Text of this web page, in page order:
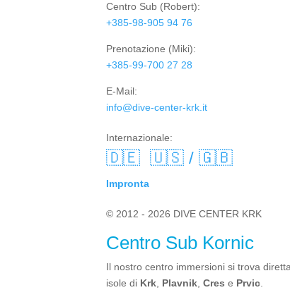
Centro Sub (Robert):
+385-98-905 94 76
Prenotazione (Miki):
+385-99-700 27 28
E-Mail:
info@dive-center-krk.it
Internazionale:
🇩🇪 🇺🇸 / 🇬🇧
Impronta
© 2012 - 2026 DIVE CENTER KRK
Centro Sub Kornic
Il nostro centro immersioni si trova
isole di Krk Plavnik ,Cres e Prvic